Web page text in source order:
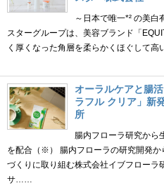
～日本で唯一*² の美
スターグループは、美容ブランド「
く厚くなった角層を柔らかくほぐして
オーラルケアと腸
ラフル クリア」新
所
腸内フローラ研究から
を配合（※） 腸内フローラの研究開発
づくりに取り組む株式会社イブフローラ
サ……